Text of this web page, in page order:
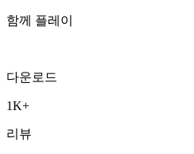
함께 플레이
다운로드
1K+
리뷰